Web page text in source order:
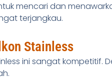
mencari dan
terjangkau.
Stainless
ini sangat kompetitif.